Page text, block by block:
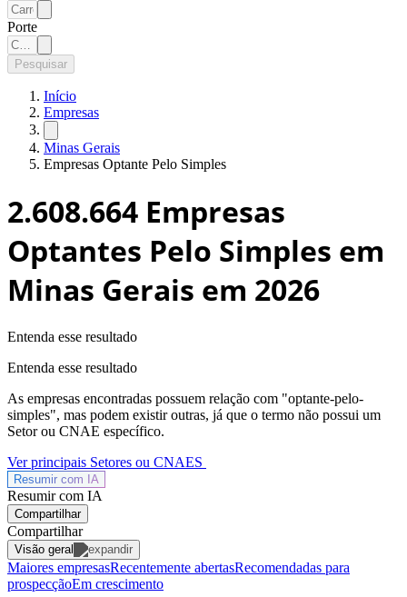
Porte
Pesquisar
Início
Empresas
Minas Gerais
Empresas Optante Pelo Simples
2.608.664 Empresas
Optantes Pelo Simples em
Minas Gerais em 2026
Entenda esse resultado
Entenda esse resultado
As empresas encontradas possuem relação com "optante-pelo-
simples", mas podem existir outras, já que o termo não possui um
Setor ou CNAE específico.
Ver principais Setores ou CNAES
Resumir com IA
Resumir com IA
Compartilhar
Compartilhar
Visão geral
Maiores empresasRecentemente abertasRecomendadas para
prospecçãoEm crescimento